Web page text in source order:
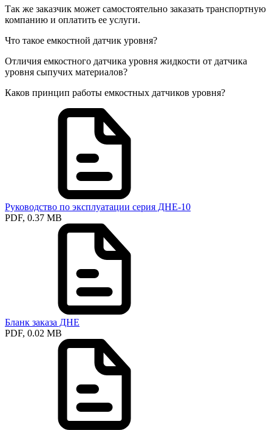
Так же заказчик может самостоятельно заказать транспортную
компанию и оплатить ее услуги.
Что такое емкостной датчик уровня?
Отличия емкостного датчика уровня жидкости от датчика
уровня сыпучих материалов?
Каков принцип работы емкостных датчиков уровня?
Руководство по эксплуатации серия ДНЕ-10
PDF, 0.37 MB
Бланк заказа ДНЕ
PDF, 0.02 MB